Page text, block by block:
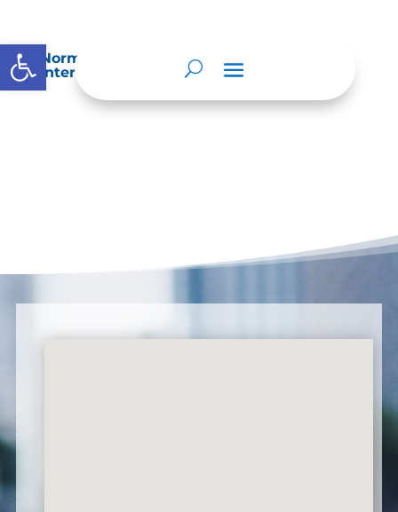
Abrir barra de herramientas
Normatividad especial que les aplique de
interés.